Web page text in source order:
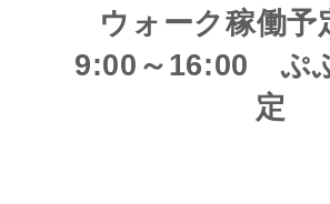
ウォーク稼働予
9:00～16:00 ぷ
定